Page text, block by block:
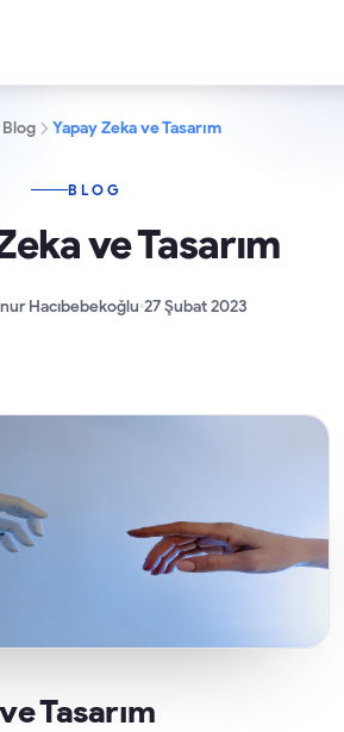
Blog Yapay Zeka ve Tasarım
BLOG
ve Tasarım
Hacıbebekoğlu 27 Şubat 2023
Tasarım